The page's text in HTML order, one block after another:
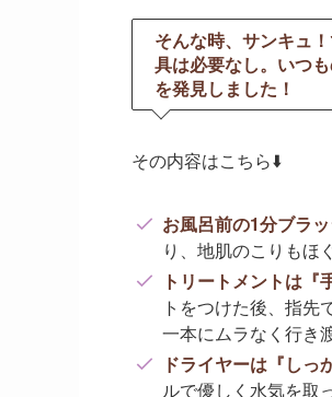
そんな時、サンキュ
具は必要なし。いつ
を発見しました！
その内容はこちら⬇️
お風呂前の1分ブラ
り、地肌のこりもほ
トリートメントは『
トをつけた後、指
一本にムラなく行き
ドライヤーは『しっ
ルで優しく水気を取